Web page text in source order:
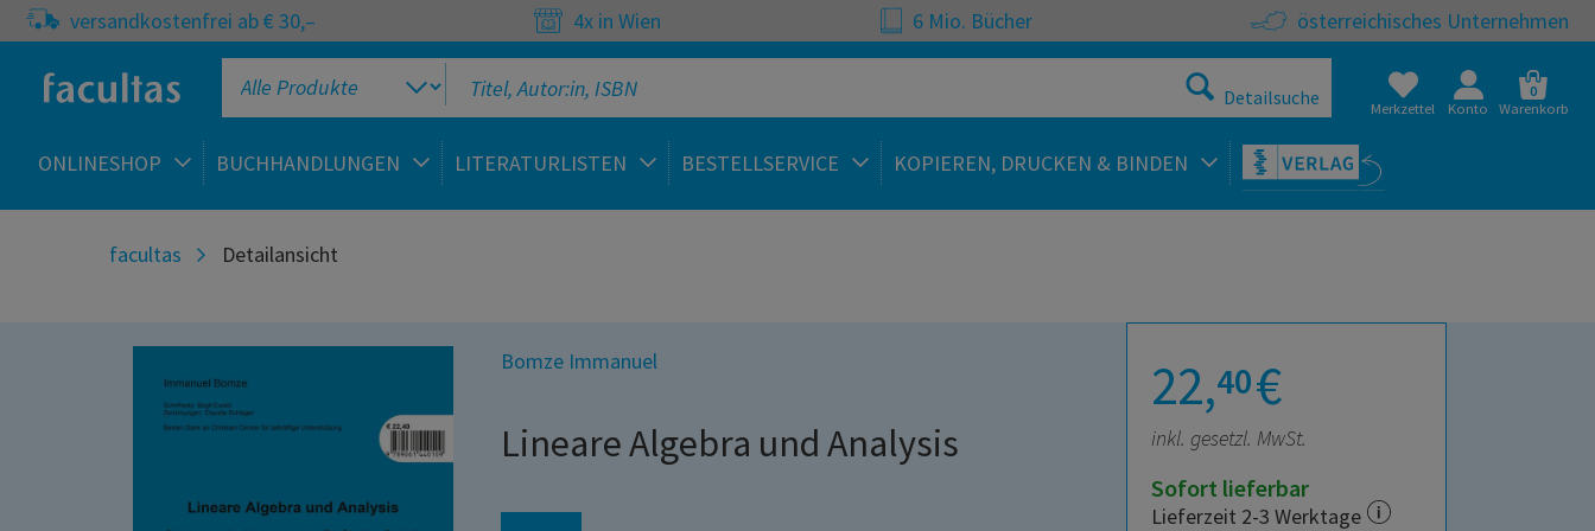
versandkostenfrei ab € 30,– 4x in Wien 6 Mio. Bücher österreichisches Unternehmen
Detailsuche Merkzettel Konto
0
Warenkorb
ONLINESHOP BUCHHANDLUNGEN LITERATURLISTEN BESTELLSERVICE KOPIEREN, DRUCKEN & BINDEN
facultas Detailansicht
Bomze Immanuel
Lineare Algebra und Analysis
22,40€
inkl. gesetzl. MwSt.
Sofort lieferbar
Lieferzeit 2-3 Werktage